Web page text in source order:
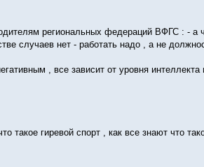
региональных федераций ВФГС : -
случаев нет - работать надо , а не
, все зависит от уровня интеллекта
такое гиревой спорт , как все знают что